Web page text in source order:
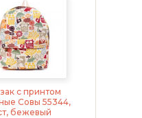
с принтом
Совы 55344,
бежевый